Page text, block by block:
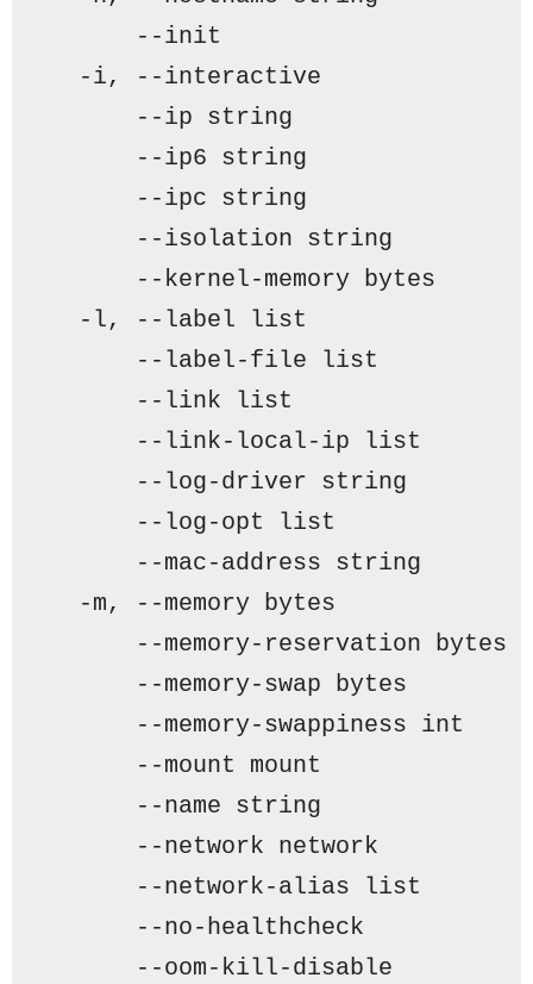
--init
-i, --interactive
--ip string
--ip6 string
--ipc string
--isolation string
--kernel-memory bytes
-l, --label list
--label-file list
--link list
--link-local-ip list
--log-driver string
--log-opt list
--mac-address string
-m, --memory bytes
--memory-reservation bytes
--memory-swap bytes
--memory-swappiness int
--mount mount
--name string
--network network
--network-alias list
--no-healthcheck
--oom-kill-disable